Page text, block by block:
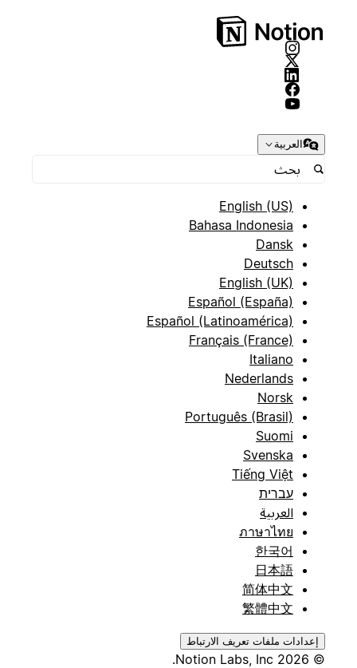
العربية
English (US)
Bahasa Indonesia
Dansk
Deutsch
English (UK)
Español (España)
Español (Latinoamérica)
Français (France)
Italiano
Nederlands
Norsk
Português (Brasil)
Suomi
Svenska
Tiếng Việt
עברית
العربية
ภาษาไทย
한국어
日本語
简体中文
繁體中文
إعدادات ملفات تعريف الارتباط